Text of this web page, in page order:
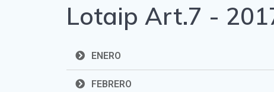
Lotaip Art.7 -
ENERO
FEBRERO